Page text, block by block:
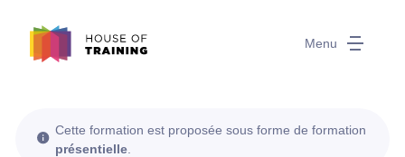
Menu
Cette formation est proposée sous forme de formation
présentielle